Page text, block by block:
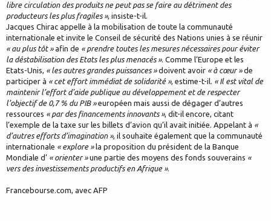
libre circulation des produits ne peut pas se faire au détriment des
producteurs les plus fragiles », insiste-t-il.
Jacques Chirac appelle à la mobilisation de toute la communauté
internationale et invite le Conseil de sécurité des Nations unies à se réunir
« au plus tôt »afin de « prendre toutes les mesures nécessaires pour éviter
la déstabilisation des Etats les plus menacés ». Comme l’Europe et les
Etats-Unis, « les autres grandes puissances »doivent avoir « à cœur »de
participer à « cet effort immédiat de solidarité », estime-t-il. « Il est vital de
maintenir l’effort d’aide publique au développement et de respecter
l’objectif de 0,7 % du PIB »européen mais aussi de dégager d’autres
ressources « par des financements innovants », dit-il encore, citant
l’exemple de la taxe sur les billets d’avion qu’il avait initiée. Appelant à «
d’autres efforts d’imagination », il souhaite également que la communauté
internationale « explore » la proposition du président de la Banque
Mondiale d’ « orienter »une partie des moyens des fonds souverains «
vers des investissements productifs en Afrique ».
Francebourse.com, avec AFP